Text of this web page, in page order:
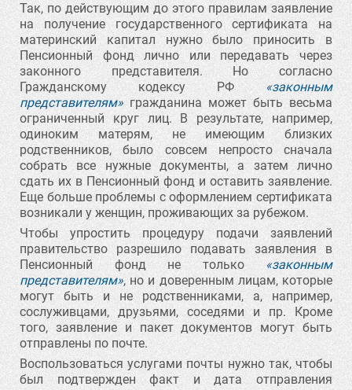
Так, по действующим до этого правилам заявление
на получение государственного сертификата на
материнский капитал нужно было приносить в
Пенсионный фонд лично или передавать через
законного представителя. Но согласно
Гражданскому кодексу РФ «законным
представителям»гражданина может быть весьма
ограниченный круг лиц. В результате, например,
одиноким матерям, не имеющим близких
родственников, было совсем непросто сначала
собрать все нужные документы, а затем лично
сдать их в Пенсионный фонд и оставить заявление.
Еще больше проблемы с оформлением сертификата
возникали у женщин, проживающих за рубежом.
Чтобы упростить процедуру подачи заявлений
правительство разрешило подавать заявления в
Пенсионный фонд не только «законным
представителям», но и доверенным лицам, которые
могут быть и не родственниками, а, например,
сослуживцами, друзьями, соседями и пр. Кроме
того, заявление и пакет документов могут быть
отправлены по почте.
Воспользоваться услугами почты нужно так, чтобы
был подтвержден факт и дата отправления